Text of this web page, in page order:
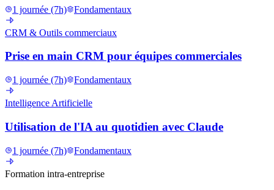
1 journée (7h) Fondamentaux
CRM & Outils commerciaux
Prise en main CRM pour équipes commerciales
1 journée (7h) Fondamentaux
Intelligence Artificielle
Utilisation de l'IA au quotidien avec Claude
1 journée (7h) Fondamentaux
Formation intra-entreprise